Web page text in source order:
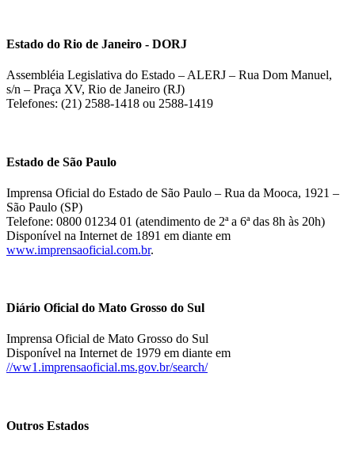
Estado do Rio de Janeiro - DORJ
Assembléia Legislativa do Estado – ALERJ – Rua Dom Manuel,
s/n – Praça XV, Rio de Janeiro (RJ)
Telefones: (21) 2588-1418 ou 2588-1419
Estado de São Paulo
Imprensa Oficial do Estado de São Paulo – Rua da Mooca, 1921 –
São Paulo (SP)
Telefone: 0800 01234 01 (atendimento de 2ª a 6ª das 8h às 20h)
Disponível na Internet de 1891 em diante em
www.imprensaoficial.com.br.
Diário Oficial do Mato Grosso do Sul
Imprensa Oficial de Mato Grosso do Sul
Disponível na Internet de 1979 em diante em
//ww1.imprensaoficial.ms.gov.br/search/
Outros Estados